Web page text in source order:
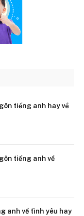
tiếng anh hay về
tiếng anh về
anh về tình yêu hay